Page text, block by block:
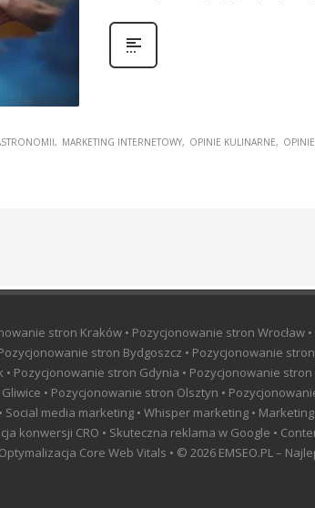
MARKETING INTERNETOWY OPINIE KULINARNE
stron Kraków • Pozycjonowanie stron Wrocław
stron Bydgoszcz • Pozycjonowanie
• Pozycjonowanie stron Gdynia • Pozycjonowanie
• Pozycjonowanie stron Olsztyn •
media marketing • Whisper marketing •
konwersji CRO • Skuteczna reklama w Google •
Core Web Vitals • © 2026 EMSEO.PL –